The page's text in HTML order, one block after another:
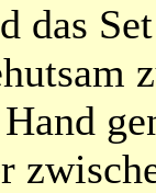
das